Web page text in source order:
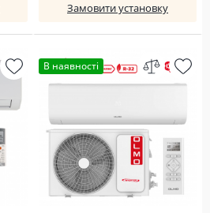
Замовити установку
В наявності